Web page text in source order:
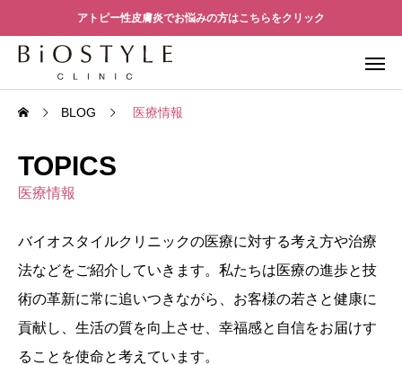
アトピー性皮膚炎でお悩みの方はこちらをクリック
BLOG 医療情報
TOPICS
医療情報
バイオスタイルクリニックの医療に対する考え方や治療
法などをご紹介していきます。私たちは医療の進歩と技
術の革新に常に追いつきながら、お客様の若さと健康に
貢献し、生活の質を向上させ、幸福感と自信をお届けす
ることを使命と考えています。